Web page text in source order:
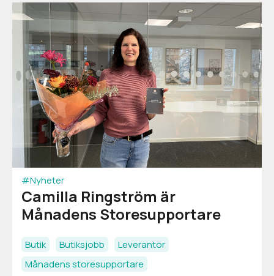
#Nyheter
Camilla Ringström är
Månadens Storesupportare
Butik Butiksjobb
Leverantör
Månadens storesupportare